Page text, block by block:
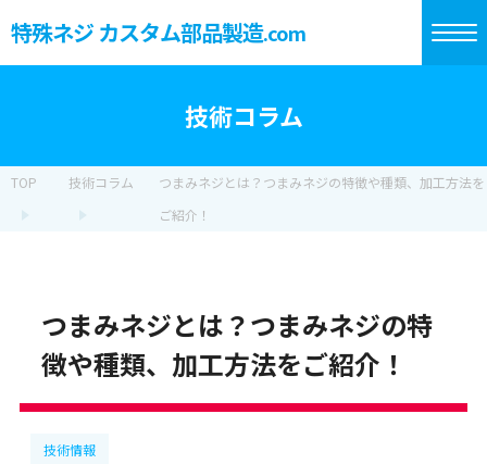
特殊ネジ カスタム部品製造.com
技術コラム
TOP 技術コラム
つまみネジとは？つまみネジの特徴や種類、加工方法を
ご紹介！
つまみネジとは？つまみネジの特
徴や種類、加工方法をご紹介！
技術情報